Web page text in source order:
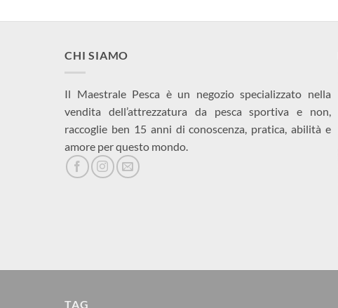
CHI SIAMO
Il Maestrale Pesca è un negozio specializzato nella
vendita dell’attrezzatura da pesca sportiva e non,
raccoglie ben 15 anni di conoscenza, pratica, abilità e
amore per questo mondo.
TAG